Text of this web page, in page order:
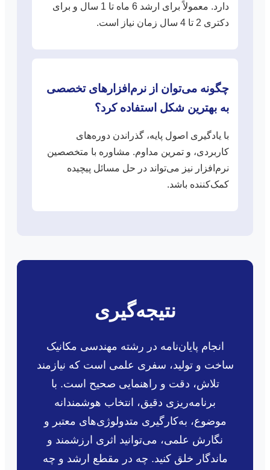
دارد. معمولاً برای ارشد 6 ماه تا 1 سال و برای
دکتری 2 تا 4 سال زمان نیاز است.
چگونه می‌توان از نرم‌افزارهای تخصصی
به بهترین شکل استفاده کرد؟
با یادگیری اصول پایه، گذراندن دوره‌های
کاربردی، و تمرین مداوم. مشاوره با متخصصین
نرم‌افزار نیز می‌تواند در حل مسائل پیچیده
کمک‌کننده باشد.
نتیجه‌گیری
انجام پایان‌نامه در رشته مهندسی مکانیک
ساخت و تولید، سفری علمی است که نیازمند
تلاش، دقت و راهنمایی صحیح است. با
برنامه‌ریزی دقیق، انتخاب هوشمندانه
موضوع، به‌کارگیری متدولوژی‌های معتبر و
نگارش علمی، می‌توانید اثری ارزشمند و
ماندگار خلق کنید. چه در مقطع ارشد و چه